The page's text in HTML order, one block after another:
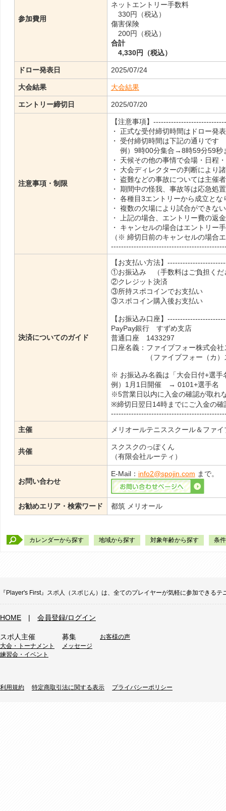
参加費用
ネットエントリー手数料
330円（税込）
傷害保険
200円（税込）
合計
4,330円（税込）
ドロー発表日 2025/07/24
大会結果 大会結果
エントリー締切日 2025/07/20
注意事項・制限
【注意事項】
・ 正式な受付締切時間はドロー発
・ 受付締切時間は下記の通りです
例）9時00分集合→8時59分59秒
・ 天候その他の事情で会場・日程
・ 大会ディレクターの判断により
・ 盗難などの事故については主催
・ 期間中の怪我、事故等は応急処
・ 各種目3エントリーから成立とな
・ 複数の欠場により試合ができな
・ 上記の場合、エントリー費の返
・ キャンセルの場合はエントリー
（※ 締切日前のキャンセルの場合
決済についてのガイド
【お支払い方法】
①お振込み （手数料はご負担くだ
②クレジット決済
③所持スポコインでお支払い
③スポコイン購入後お支払い
【お振込み口座】
PayPay銀行 すずめ支店
普通口座 1433297
口座名義：ファイブフォー株式会
（ファイブフォー（カ）ス
※ お振込み名義は「大会日付+選手
例）1月1日開催 → 0101+選手名
※5営業日以内に入金の確認が取れ
※締切日翌日14時までにご入金の
主催
メリオールテニススクール＆ファ
共催
スクスクのっぽくん
（有限会社ルーティ）
お問い合わせ
E-Mail： info2@spojin.com まで。
お勧めエリア・検索ワード 都筑 メリオール
カレンダーから探す 地域から探す 対象年齢から探す 条
『Player's First』スポ人（スポじん）は、全てのプレイヤーが気軽に参加できる
HOME | 会員登録/ログイン
スポ人主催
大会・トーナメント
練習会・イベント
募集
メッセージ
お客様の声
利用規約 特定商取引法に関する表示 プライバシーポリシー